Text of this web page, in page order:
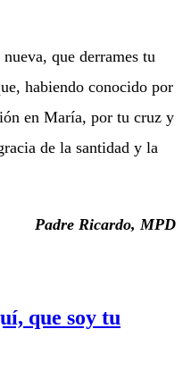
que derrames tu
habiendo conocido por
en María, por tu cruz y
de la santidad y la
Padre Ricardo, MPD
que soy tu